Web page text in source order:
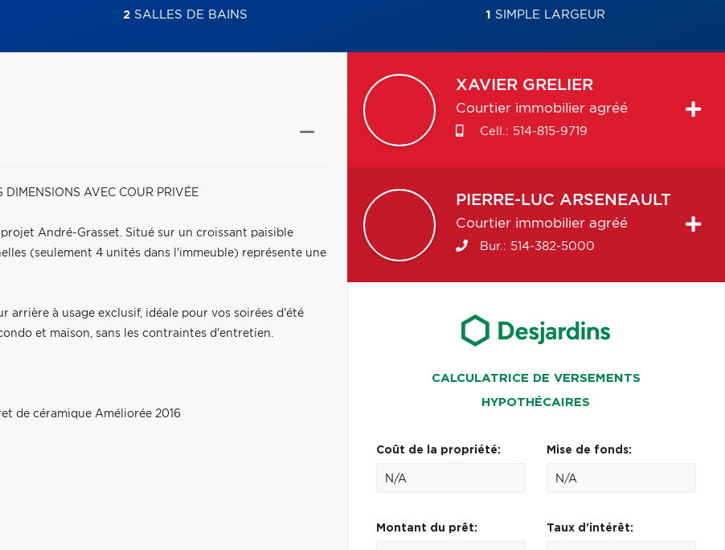
2SALLES DE BAINS 1 SIMPLE LARGEUR
AVEC COUR PRIVÉE
André-Grasset. Situé sur un croissant paisible
(seulement 4 unités dans l'immeuble) représente une
arrière à usage exclusif, idéale pour vos soirées d'été
et maison, sans les contraintes d'entretien.
de céramique Améliorée 2016
XAVIER GRELIER
Courtier immobilier agréé
Cell.: 514-815-9719
PIERRE-LUC ARSENEAULT
Courtier immobilier agréé
Bur.: 514-382-5000
CALCULATRICE DE VERSEMENTS
HYPOTHÉCAIRES
Coût de la propriété: Mise de fonds:
Montant du prêt: Taux d'intérêt: